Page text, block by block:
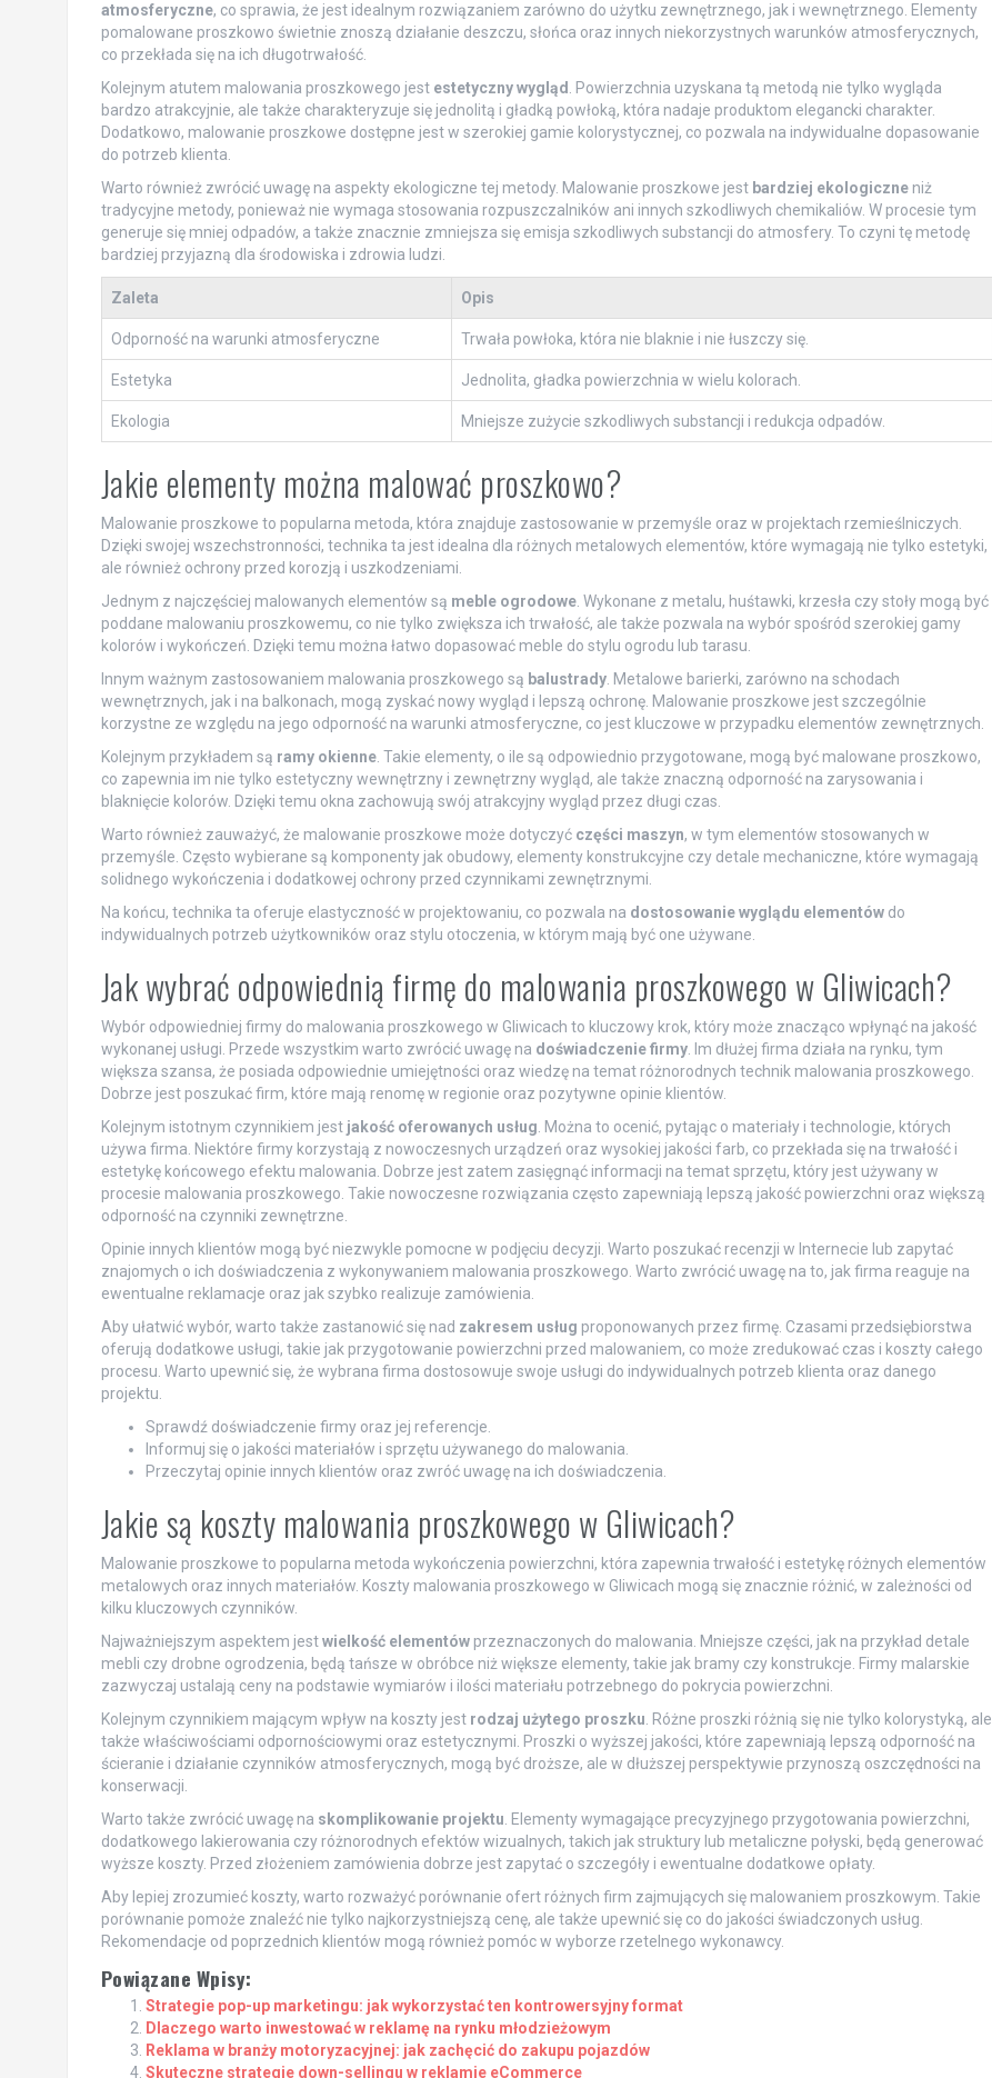
atmosferyczne, co sprawia, że jest idealnym rozwiązaniem zarówno do użytku zewnętrznego, jak i wewnętrznego. Elementy
pomalowane proszkowo świetnie znoszą działanie deszczu, słońca oraz innych niekorzystnych warunków atmosferycznych,
co przekłada się na ich długotrwałość.
Kolejnym atutem malowania proszkowego jest estetyczny wygląd . Powierzchnia uzyskana tą metodą nie tylko wygląda
bardzo atrakcyjnie, ale także charakteryzuje się jednolitą i gładką powłoką, która nadaje produktom elegancki charakter.
Dodatkowo, malowanie proszkowe dostępne jest w szerokiej gamie kolorystycznej, co pozwala na indywidualne dopasowanie
do potrzeb klienta.
Warto również zwrócić uwagę na aspekty ekologiczne tej metody. Malowanie proszkowe jest bardziej ekologiczneniż
tradycyjne metody, ponieważ nie wymaga stosowania rozpuszczalników ani innych szkodliwych chemikaliów. W procesie tym
generuje się mniej odpadów, a także znacznie zmniejsza się emisja szkodliwych substancji do atmosfery. To czyni tę metodę
bardziej przyjazną dla środowiska i zdrowia ludzi.
Zaleta Opis
Odporność na warunki atmosferyczne Trwała powłoka, która nie blaknie i nie łuszczy się.
Estetyka Jednolita, gładka powierzchnia w wielu kolorach.
Ekologia Mniejsze zużycie szkodliwych substancji i redukcja odpadów.
Jakie elementy można malować proszkowo?
Malowanie proszkowe to popularna metoda, która znajduje zastosowanie w przemyśle oraz w projektach rzemieślniczych.
Dzięki swojej wszechstronności, technika ta jest idealna dla różnych metalowych elementów, które wymagają nie tylko estetyki,
ale również ochrony przed korozją i uszkodzeniami.
Jednym z najczęściej malowanych elementów są meble ogrodowe. Wykonane z metalu, huśtawki, krzesła czy stoły mogą być
poddane malowaniu proszkowemu, co nie tylko zwiększa ich trwałość, ale także pozwala na wybór spośród szerokiej gamy
kolorów i wykończeń. Dzięki temu można łatwo dopasować meble do stylu ogrodu lub tarasu.
Innym ważnym zastosowaniem malowania proszkowego są balustrady. Metalowe barierki, zarówno na schodach
wewnętrznych, jak i na balkonach, mogą zyskać nowy wygląd i lepszą ochronę. Malowanie proszkowe jest szczególnie
korzystne ze względu na jego odporność na warunki atmosferyczne, co jest kluczowe w przypadku elementów zewnętrznych.
Kolejnym przykładem są ramy okienne. Takie elementy, o ile są odpowiednio przygotowane, mogą być malowane proszkowo,
co zapewnia im nie tylko estetyczny wewnętrzny i zewnętrzny wygląd, ale także znaczną odporność na zarysowania i
blaknięcie kolorów. Dzięki temu okna zachowują swój atrakcyjny wygląd przez długi czas.
Warto również zauważyć, że malowanie proszkowe może dotyczyć części maszyn, w tym elementów stosowanych w
przemyśle. Często wybierane są komponenty jak obudowy, elementy konstrukcyjne czy detale mechaniczne, które wymagają
solidnego wykończenia i dodatkowej ochrony przed czynnikami zewnętrznymi.
Na końcu, technika ta oferuje elastyczność w projektowaniu, co pozwala na dostosowanie wyglądu elementówdo
indywidualnych potrzeb użytkowników oraz stylu otoczenia, w którym mają być one używane.
Jak wybrać odpowiednią firmę do malowania proszkowego w Gliwicach?
Wybór odpowiedniej firmy do malowania proszkowego w Gliwicach to kluczowy krok, który może znacząco wpłynąć na jakość
wykonanej usługi. Przede wszystkim warto zwrócić uwagę na doświadczenie firmy. Im dłużej firma działa na rynku, tym
większa szansa, że posiada odpowiednie umiejętności oraz wiedzę na temat różnorodnych technik malowania proszkowego.
Dobrze jest poszukać firm, które mają renomę w regionie oraz pozytywne opinie klientów.
Kolejnym istotnym czynnikiem jest jakość oferowanych usług. Można to ocenić, pytając o materiały i technologie, których
używa firma. Niektóre firmy korzystają z nowoczesnych urządzeń oraz wysokiej jakości farb, co przekłada się na trwałość i
estetykę końcowego efektu malowania. Dobrze jest zatem zasięgnąć informacji na temat sprzętu, który jest używany w
procesie malowania proszkowego. Takie nowoczesne rozwiązania często zapewniają lepszą jakość powierzchni oraz większą
odporność na czynniki zewnętrzne.
Opinie innych klientów mogą być niezwykle pomocne w podjęciu decyzji. Warto poszukać recenzji w Internecie lub zapytać
znajomych o ich doświadczenia z wykonywaniem malowania proszkowego. Warto zwrócić uwagę na to, jak firma reaguje na
ewentualne reklamacje oraz jak szybko realizuje zamówienia.
Aby ułatwić wybór, warto także zastanowić się nad zakresem usług proponowanych przez firmę. Czasami przedsiębiorstwa
oferują dodatkowe usługi, takie jak przygotowanie powierzchni przed malowaniem, co może zredukować czas i koszty całego
procesu. Warto upewnić się, że wybrana firma dostosowuje swoje usługi do indywidualnych potrzeb klienta oraz danego
projektu.
Sprawdź doświadczenie firmy oraz jej referencje.
Informuj się o jakości materiałów i sprzętu używanego do malowania.
Przeczytaj opinie innych klientów oraz zwróć uwagę na ich doświadczenia.
Jakie są koszty malowania proszkowego w Gliwicach?
Malowanie proszkowe to popularna metoda wykończenia powierzchni, która zapewnia trwałość i estetykę różnych elementów
metalowych oraz innych materiałów. Koszty malowania proszkowego w Gliwicach mogą się znacznie różnić, w zależności od
kilku kluczowych czynników.
Najważniejszym aspektem jestwielkość elementówprzeznaczonych do malowania. Mniejsze części, jak na przykład detale
mebli czy drobne ogrodzenia, będą tańsze w obróbce niż większe elementy, takie jak bramy czy konstrukcje. Firmy malarskie
zazwyczaj ustalają ceny na podstawie wymiarów i ilości materiału potrzebnego do pokrycia powierzchni.
Kolejnym czynnikiem mającym wpływ na koszty jest rodzaj użytego proszku. Różne proszki różnią się nie tylko kolorystyką, ale
także właściwościami odpornościowymi oraz estetycznymi. Proszki o wyższej jakości, które zapewniają lepszą odporność na
ścieranie i działanie czynników atmosferycznych, mogą być droższe, ale w dłuższej perspektywie przynoszą oszczędności na
konserwacji.
Warto także zwrócić uwagę na skomplikowanie projektu. Elementy wymagające precyzyjnego przygotowania powierzchni,
dodatkowego lakierowania czy różnorodnych efektów wizualnych, takich jak struktury lub metaliczne połyski, będą generować
wyższe koszty. Przed złożeniem zamówienia dobrze jest zapytać o szczegóły i ewentualne dodatkowe opłaty.
Aby lepiej zrozumieć koszty, warto rozważyć porównanie ofert różnych firm zajmujących się malowaniem proszkowym. Takie
porównanie pomoże znaleźć nie tylko najkorzystniejszą cenę, ale także upewnić się co do jakości świadczonych usług.
Rekomendacje od poprzednich klientów mogą również pomóc w wyborze rzetelnego wykonawcy.
Powiązane Wpisy:
Strategie pop-up marketingu: jak wykorzystać ten kontrowersyjny format
Dlaczego warto inwestować w reklamę na rynku młodzieżowym
Reklama w branży motoryzacyjnej: jak zachęcić do zakupu pojazdów
Skuteczne strategie down-sellingu w reklamie eCommerce